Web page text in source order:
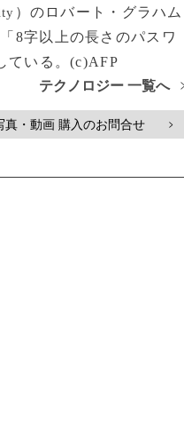
）のロバート・グラハム
8字以上の長さのパスワ
ている。(c)AFP
テクノロジー 一覧へ
真・動画 購入のお問合せ >